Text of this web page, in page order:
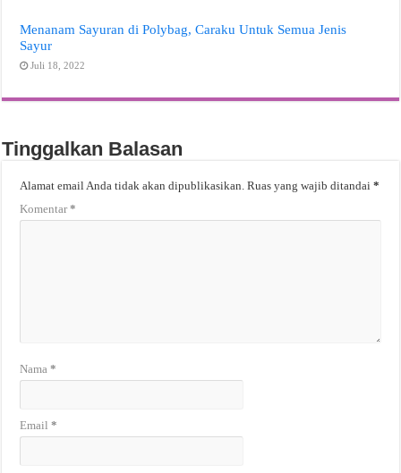
Menanam Sayuran di Polybag, Caraku Untuk Semua Jenis
Sayur
Juli 18, 2022
Tinggalkan Balasan
Alamat email Anda tidak akan dipublikasikan. Ruas yang wajib ditandai*
Komentar*
Nama*
Email*